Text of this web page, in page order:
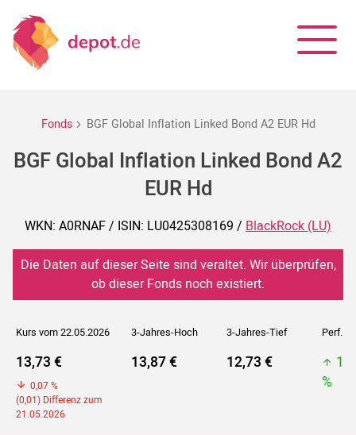
Fonds BGF Global Inflation Linked Bond A2 EUR Hd
BGF Global Inflation Linked Bond A2
EUR Hd
WKN: A0RNAF / ISIN: LU0425308169 / BlackRock (LU)
Die Daten auf dieser Seite sind veraltet. Wir überprüfen,
ob dieser Fonds noch existiert.
Kurs vom 22.05.2026 3-Jahres-Hoch 3-Jahres-Tief Perf. 5J
13,73 €
0,07 %
(0,01) Differenz zum
21.05.2026
13,87 € 12,73 €
%